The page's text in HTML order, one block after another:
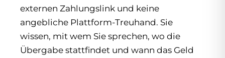
externen Zahlungslink und keine
angebliche Plattform-Treuhand. Sie
wissen, mit wem Sie sprechen, wo die
Übergabe stattfindet und wann das Geld